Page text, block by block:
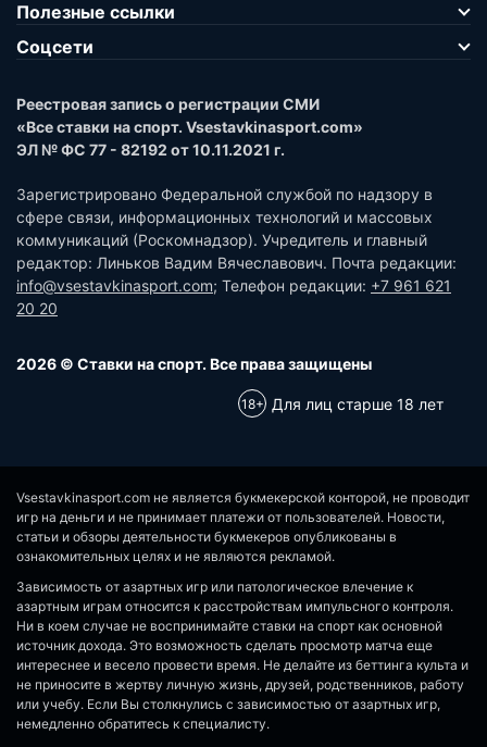
Полезные ссылки
Соцсети
Реестровая запись о регистрации СМИ
«Все ставки на спорт. Vsestavkinasport.com»
ЭЛ № ФС 77 - 82192 от 10.11.2021 г.
Зарегистрировано Федеральной службой по надзору в
сфере связи, информационных технологий и массовых
коммуникаций (Роскомнадзор). Учредитель и главный
редактор: Линьков Вадим Вячеславович. Почта редакции:
info@vsestavkinasport.com; Телефон редакции: +7 961 621
20 20
2026 © Ставки на спорт. Все права защищены
Для лиц старше 18 лет
Vsestavkinasport.com не является букмекерской конторой, не проводит
игр на деньги и не принимает платежи от пользователей. Новости,
статьи и обзоры деятельности букмекеров опубликованы в
ознакомительных целях и не являются рекламой.
Зависимость от азартных игр или патологическое влечение к
азартным играм относится к расстройствам импульсного контроля.
Ни в коем случае не воспринимайте ставки на спорт как основной
источник дохода. Это возможность сделать просмотр матча еще
интереснее и весело провести время. Не делайте из беттинга культа и
не приносите в жертву личную жизнь, друзей, родственников, работу
или учебу. Если Вы столкнулись с зависимостью от азартных игр,
немедленно обратитесь к специалисту.